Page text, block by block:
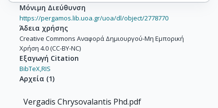
Μόνιμη Διεύθυνση
https://pergamos.lib.uoa.gr/uoa/dl/object/2778770
Άδεια χρήσης
Creative Commons Αναφορά Δημιουργού-Μη Εμπορική
Χρήση 4.0 (CC-BY-NC)
Εξαγωγή Citation
BibTeX,RIS
Αρχεία (1)
Vergadis Chrysovalantis Phd.pdf